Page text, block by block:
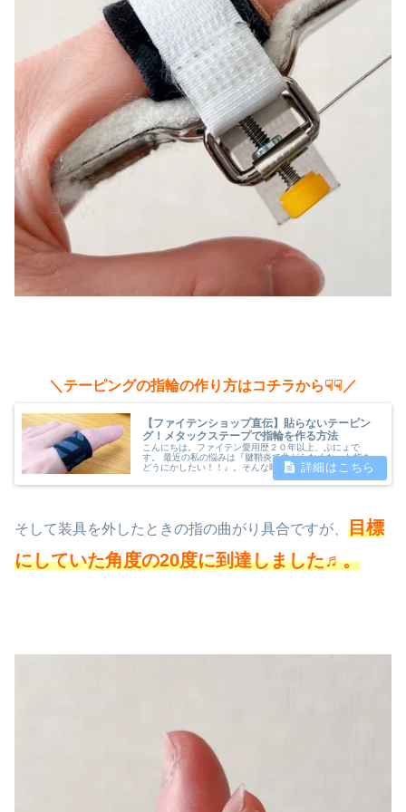
＼テーピングの指輪の作り方はコチラから☟☟／
【ファイテンショップ直伝】貼らないテーピン
グ！メタックステープで指輪を作る方法
こんにちは。ファイテン愛用歴２０年以上、ぷにょで
す。 最近の私の悩みは『腱鞘炎で曲がらなくなった指を
どうにかしたい！！』。そんな時こそファイテンショップ
♬。 いつも何かしら、ファイテンアイテムの目からウロ
コな使い方を教えてくれるんですよね～...
そして装具を外したときの指の曲がり具合ですが、 目標
にしていた角度の20度に到達しました♬。